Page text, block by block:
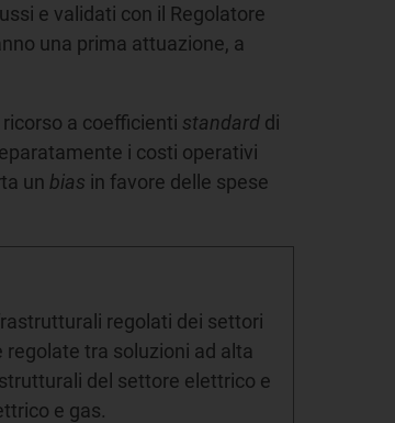
e validati con il Regolatore
una prima attuazione, a
a coefficienti standard di
i costi operativi
un bias in favore delle spese
regolati dei settori
tra soluzioni ad alta
del settore elettrico e
e gas.